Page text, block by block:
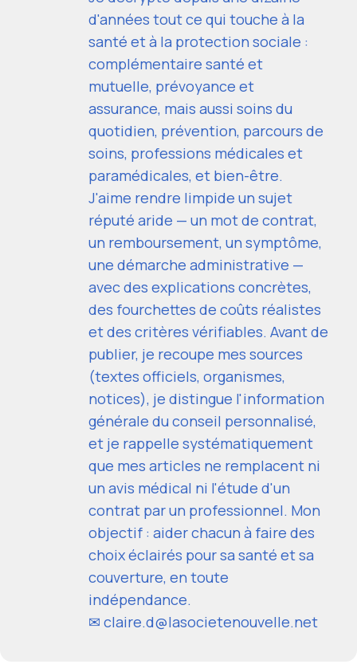
d'années tout ce qui touche à la
santé et à la protection sociale :
complémentaire santé et
mutuelle, prévoyance et
assurance, mais aussi soins du
quotidien, prévention, parcours de
soins, professions médicales et
paramédicales, et bien-être.
J'aime rendre limpide un sujet
réputé aride — un mot de contrat,
un remboursement, un symptôme,
une démarche administrative —
avec des explications concrètes,
des fourchettes de coûts réalistes
et des critères vérifiables. Avant de
publier, je recoupe mes sources
(textes officiels, organismes,
notices), je distingue l'information
générale du conseil personnalisé,
et je rappelle systématiquement
que mes articles ne remplacent ni
un avis médical ni l'étude d'un
contrat par un professionnel. Mon
objectif : aider chacun à faire des
choix éclairés pour sa santé et sa
couverture, en toute
indépendance.
✉ claire.d@lasocietenouvelle.net